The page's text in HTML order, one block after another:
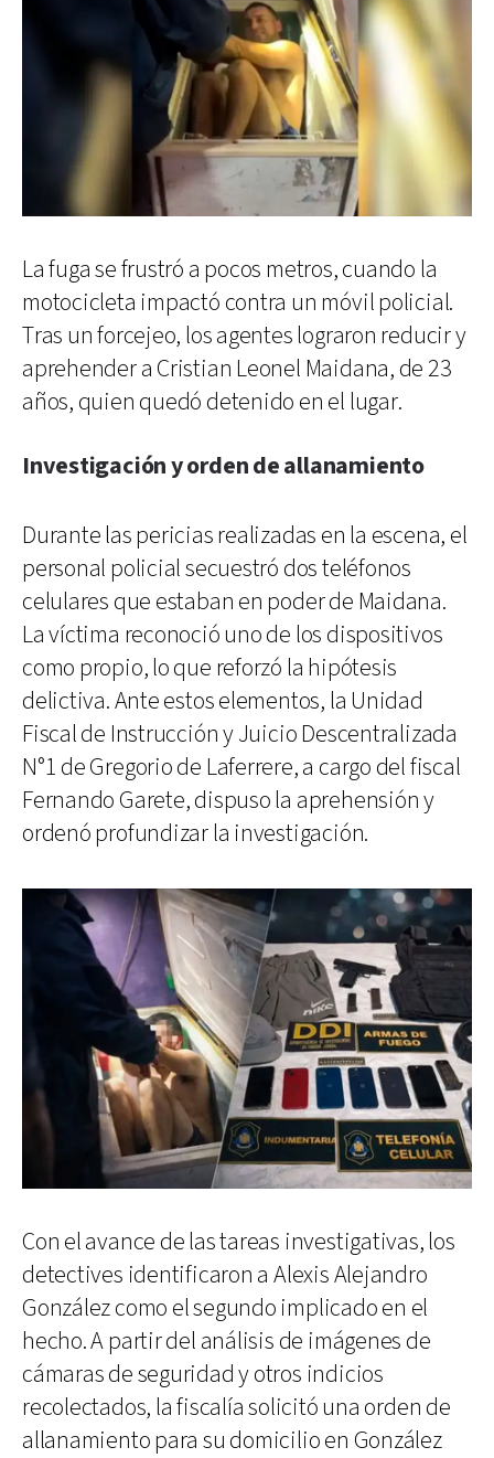
La fuga se frustró a pocos metros, cuando la
motocicleta impactó contra un móvil policial.
Tras un forcejeo, los agentes lograron reducir y
aprehender a Cristian Leonel Maidana, de 23
años, quien quedó detenido en el lugar.
Investigación y orden de allanamiento
Durante las pericias realizadas en la escena, el
personal policial secuestró dos teléfonos
celulares que estaban en poder de Maidana.
La víctima reconoció uno de los dispositivos
como propio, lo que reforzó la hipótesis
delictiva. Ante estos elementos, la Unidad
Fiscal de Instrucción y Juicio Descentralizada
N°1 de Gregorio de Laferrere, a cargo del fiscal
Fernando Garete, dispuso la aprehensión y
ordenó profundizar la investigación.
Con el avance de las tareas investigativas, los
detectives identificaron a Alexis Alejandro
González como el segundo implicado en el
hecho. A partir del análisis de imágenes de
cámaras de seguridad y otros indicios
recolectados, la fiscalía solicitó una orden de
allanamiento para su domicilio en González